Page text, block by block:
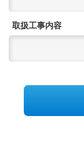
取扱工事内容